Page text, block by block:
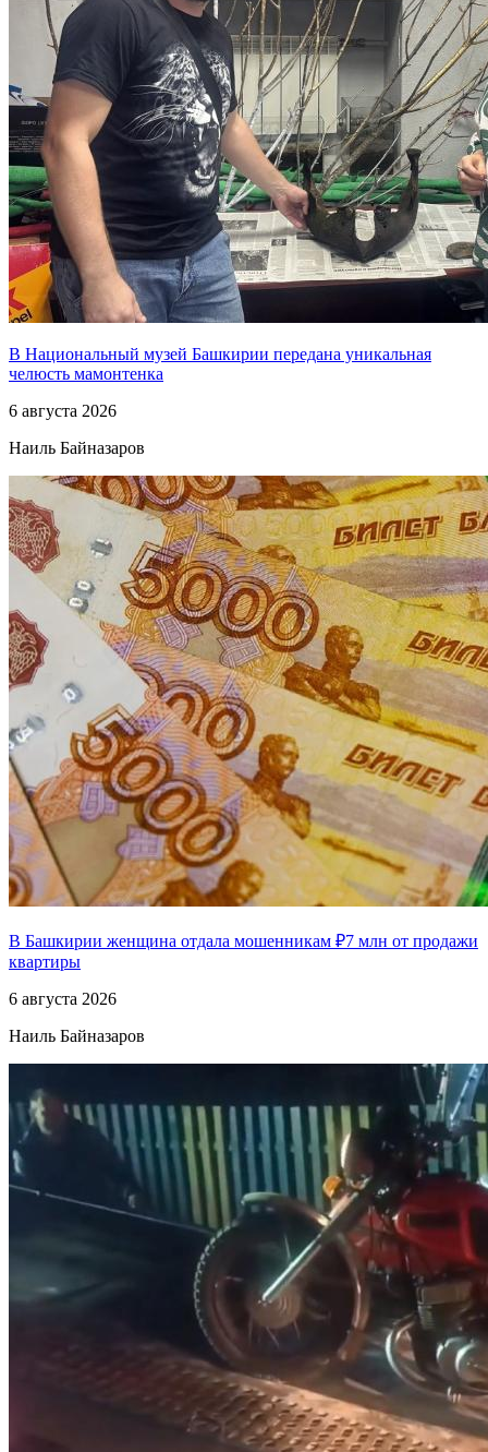
В Национальный музей Башкирии передана уникальная
челюсть мамонтенка
6 августа 2026
Наиль Байназаров
В Башкирии женщина отдала мошенникам ₽7 млн от продажи
квартиры
6 августа 2026
Наиль Байназаров